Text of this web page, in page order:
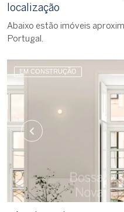
localização
Abaixo estão imóveis
Portugal.
EM CONSTRUÇÃO